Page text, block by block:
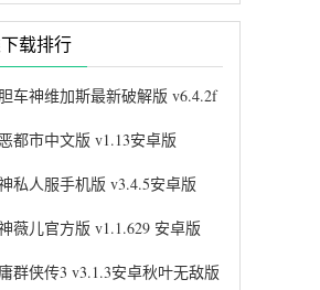
载排行
车神维加斯最新破解版 v6.4.2f
都市中文版 v1.13安卓版
私人服手机版 v3.4.5安卓版
薇儿官方版 v1.1.629 安卓版
群侠传3 v3.1.3安卓秋叶无敌版